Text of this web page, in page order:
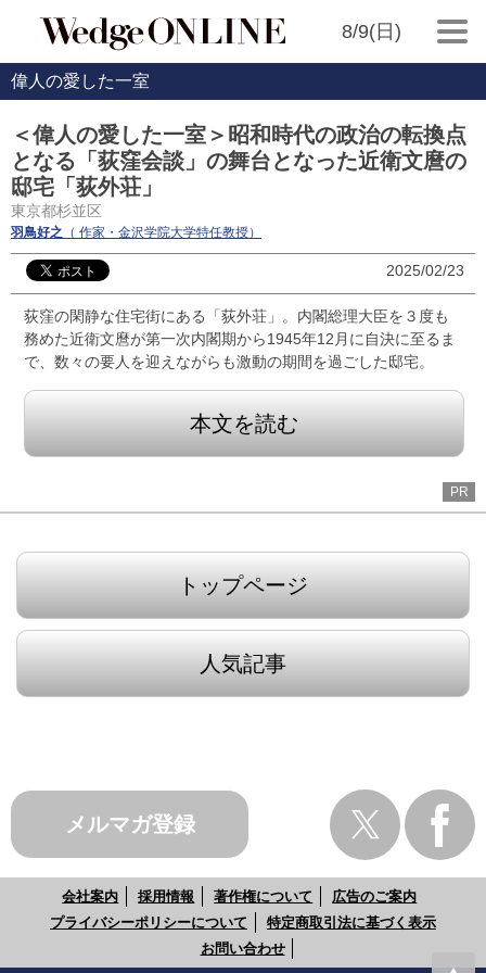
8/9(日)
偉人の愛した一室
＜偉人の愛した一室＞昭和時代の政治の転換点
となる「荻窪会談」の舞台となった近衛文麿の
邸宅「荻外荘」
東京都杉並区
羽鳥好之 （ 作家・金沢学院大学特任教授）
2025/02/23
荻窪の閑静な住宅街にある「荻外荘」。内閣総理大臣を３度も
務めた近衛文麿が第一次内閣期から1945年12月に自決に至るま
で、数々の要人を迎えながらも激動の期間を過ごした邸宅。
本文を読む
PR
トップページ
人気記事
メルマガ登録
会社案内 採用情報 著作権について
広告のご案内
プライバシーポリシーについて
特定商取引法に基づく表示
お問い合わせ